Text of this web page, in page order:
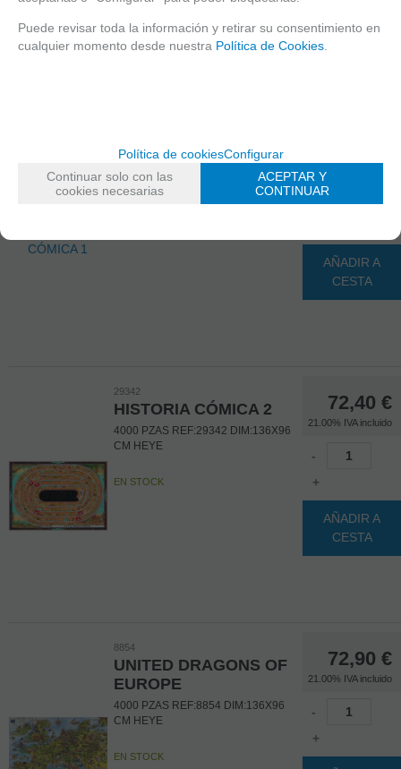
CESTA
HISTORIA CÓMICA 1
4000 PZAS REF:29341 DIM:136X96
CM HEYE
-
AÑADIR A
CESTA
29342
HISTORIA CÓMICA 2
4000 PZAS REF:29342 DIM:136X96
CM HEYE
EN STOCK
72,40 €
21.00% IVA incluido
-
+
AÑADIR A
CESTA
8854
UNITED DRAGONS OF
EUROPE
4000 PZAS REF:8854 DIM:136X96
CM HEYE
EN STOCK
72,90 €
21.00% IVA incluido
-
+
Puede revisar toda la información y retirar su consentimiento en
cualquier momento desde nuestra Política de Cookies
Política de cookiesConfigurar
Continuar solo con las
cookies necesarias
ACEPTAR Y
CONTINUAR